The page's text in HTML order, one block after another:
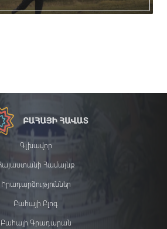
Գլխավոր
Համայնք
Իրադարձություններ
Բահայի Բլոգ
Բահայի Գրադարան